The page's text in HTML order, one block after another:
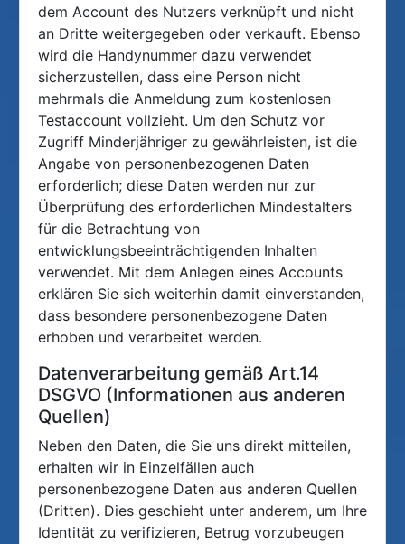
dem Account des Nutzers verknüpft und nicht
an Dritte weitergegeben oder verkauft. Ebenso
wird die Handynummer dazu verwendet
sicherzustellen, dass eine Person nicht
mehrmals die Anmeldung zum kostenlosen
Testaccount vollzieht. Um den Schutz vor
Zugriff Minderjähriger zu gewährleisten, ist die
Angabe von personenbezogenen Daten
erforderlich; diese Daten werden nur zur
Überprüfung des erforderlichen Mindestalters
für die Betrachtung von
entwicklungsbeeinträchtigenden Inhalten
verwendet. Mit dem Anlegen eines Accounts
erklären Sie sich weiterhin damit einverstanden,
dass besondere personenbezogene Daten
erhoben und verarbeitet werden.
Datenverarbeitung gemäß Art.14
DSGVO (Informationen aus anderen
Quellen)
Neben den Daten, die Sie uns direkt mitteilen,
erhalten wir in Einzelfällen auch
personenbezogene Daten aus anderen Quellen
(Dritten). Dies geschieht unter anderem, um Ihre
Identität zu verifizieren, Betrug vorzubeugen